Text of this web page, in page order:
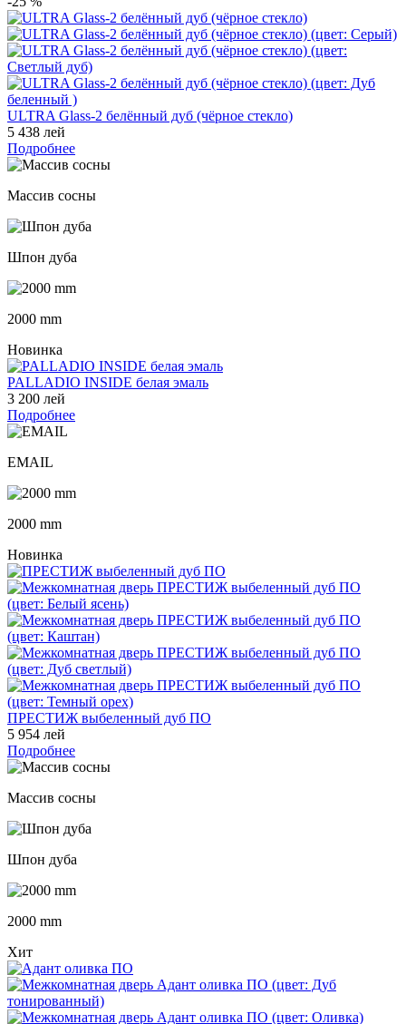
ULTRA Glass-2 белённый дуб (чёрное стекло)
5 438 лей
Подробнее
Массив сосны
Шпон дуба
2000 mm
Новинка
PALLADIO INSIDE белая эмаль
3 200 лей
Подробнее
EMAIL
2000 mm
Новинка
ПРЕСТИЖ выбеленный дуб ПО
5 954 лей
Подробнее
Массив сосны
Шпон дуба
2000 mm
Хит